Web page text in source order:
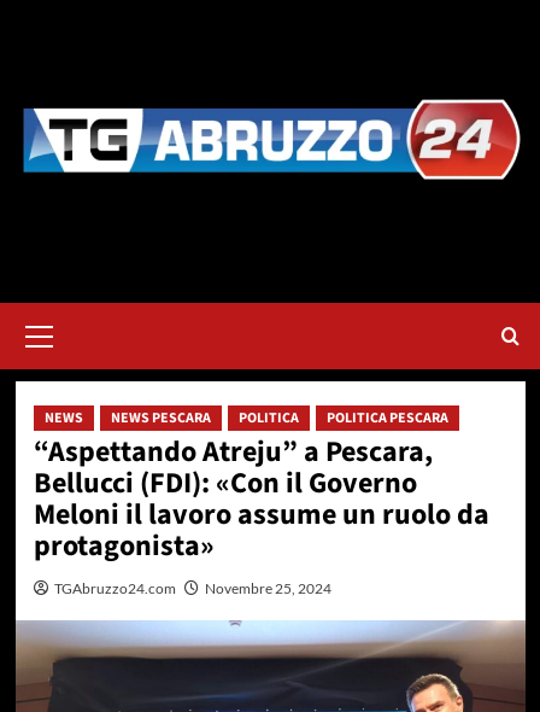
principale
NEWS NEWS PESCARA POLITICA POLITICA PESCARA
“Aspettando Atreju” a Pescara,
Bellucci (FDI): «Con il Governo
Meloni il lavoro assume un ruolo da
protagonista»
TGAbruzzo24.com Novembre 25, 2024